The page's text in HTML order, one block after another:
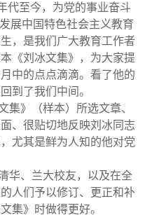
代至今，为党的事业奋斗
展中国特色社会主义教育
，是我们广大教育工作者
《刘冰文集》，为大家提
中的点点滴滴。看了他的
到了我们中间。
集》（样本）所选文章、
、很贴切地反映刘冰同志
尤其是鲜为人知的他对党
华、兰大校友，以及在全
人们予以修订、更正和补
集》时做得更好。